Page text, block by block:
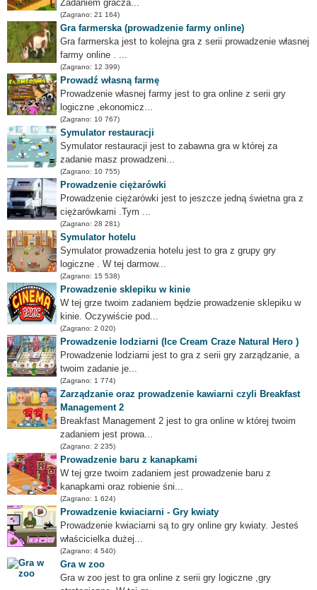
Zadaniem gracza...
(Zagrano: 21 164)
Gra farmerska (prowadzenie farmy online)
Gra farmerska jest to kolejna gra z serii prowadzenie własnej
farmy online . ...
(Zagrano: 12 399)
Prowadź własną farmę
Prowadzenie własnej farmy jest to gra online z serii gry
logiczne ,ekonomicz...
(Zagrano: 10 767)
Symulator restauracji
Symulator restauracji jest to zabawna gra w której za
zadanie masz prowadzeni...
(Zagrano: 10 755)
Prowadzenie ciężarówki
Prowadzenie ciężarówki jest to jeszcze jedną świetna gra z
ciężarówkami .Tym ...
(Zagrano: 28 281)
Symulator hotelu
Symulator prowadzenia hotelu jest to gra z grupy gry
logiczne . W tej darmow...
(Zagrano: 15 538)
Prowadzenie sklepiku w kinie
W tej grze twoim zadaniem będzie prowadzenie sklepiku w
kinie. Oczywiście pod...
(Zagrano: 2 020)
Prowadzenie lodziarni (Ice Cream Craze Natural Hero )
Prowadzenie lodziarni jest to gra z serii gry zarządzanie, a
twoim zadanie je...
(Zagrano: 1 774)
Zarządzanie oraz prowadzenie kawiarni czyli Breakfast
Management 2
Breakfast Management 2 jest to gra online w której twoim
zadaniem jest prowa...
(Zagrano: 2 235)
Prowadzenie baru z kanapkami
W tej grze twoim zadaniem jest prowadzenie baru z
kanapkami oraz robienie śni...
(Zagrano: 1 624)
Prowadzenie kwiaciarni - Gry kwiaty
Prowadzenie kwiaciarni są to gry online gry kwiaty. Jesteś
właścicielka dużej...
(Zagrano: 4 540)
Gra w zoo
Gra w zoo jest to gra online z serii gry logiczne ,gry